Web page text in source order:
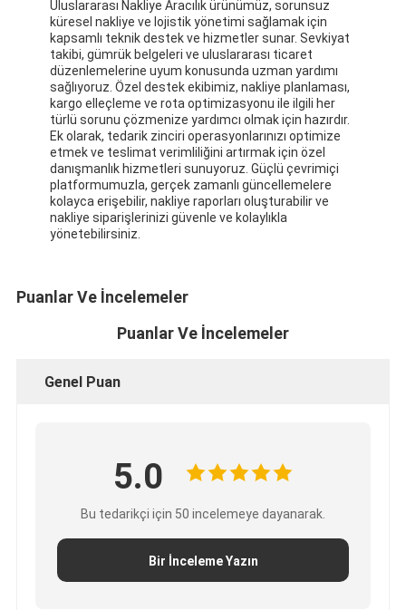
Uluslararası Nakliye Aracılık ürünümüz, sorunsuz
küresel nakliye ve lojistik yönetimi sağlamak için
kapsamlı teknik destek ve hizmetler sunar. Sevkiyat
takibi, gümrük belgeleri ve uluslararası ticaret
düzenlemelerine uyum konusunda uzman yardımı
sağlıyoruz. Özel destek ekibimiz, nakliye planlaması,
kargo elleçleme ve rota optimizasyonu ile ilgili her
türlü sorunu çözmenize yardımcı olmak için hazırdır.
Ek olarak, tedarik zinciri operasyonlarınızı optimize
etmek ve teslimat verimliliğini artırmak için özel
danışmanlık hizmetleri sunuyoruz. Güçlü çevrimiçi
platformumuzla, gerçek zamanlı güncellemelere
kolayca erişebilir, nakliye raporları oluşturabilir ve
nakliye siparişlerinizi güvenle ve kolaylıkla
yönetebilirsiniz.
Puanlar Ve İncelemeler
Puanlar Ve İncelemeler
Genel Puan
5.0
Bu tedarikçi için 50 incelemeye dayanarak.
Bir İnceleme Yazın